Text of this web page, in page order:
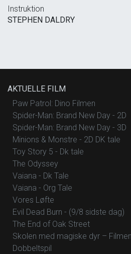
Instruktion
STEPHEN DALDRY
AKTUELLE FILM
Paw Patrol: Dino Filmen
Spider-Man: Brand New Day - 2D
Spider-Man: Brand New Day - 3D
Minions & Monstre - 2D DK tale
Toy Story 5 - Dk tale
The Odyssey
Vaiana - Dk Tale
Vaiana - Org Tale
Vores Løfte
Evil Dead Burn - (9/8 sidste dag)
The End of Oak Street
Skolen med magiske dyr – Filmen
Dobbeltspil